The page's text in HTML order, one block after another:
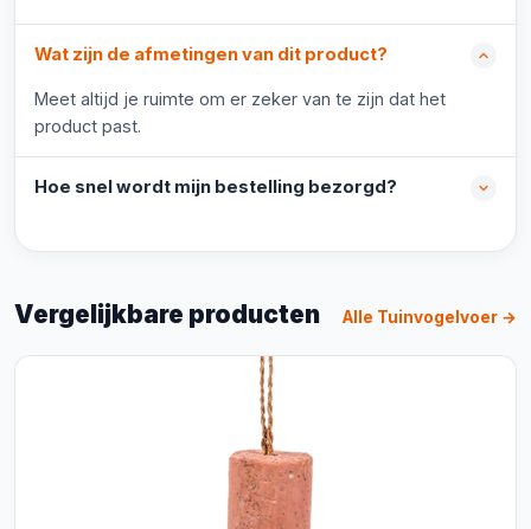
Wat zijn de afmetingen van dit product?
Meet altijd je ruimte om er zeker van te zijn dat het
product past.
Hoe snel wordt mijn bestelling bezorgd?
Vergelijkbare producten Alle Tuinvogelvoer →